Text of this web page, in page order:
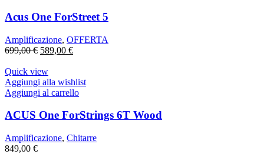
Acus One ForStreet 5
Amplificazione, OFFERTA
699,00€ Il
originale
era:
699,00 €.
589,00 €Il
è:
589,00 €.
Quick view
Aggiungi alla wishlist
Aggiungi al carrello
ACUS One ForStrings 6T Wood
Amplificazione, Chitarre
849,00 €